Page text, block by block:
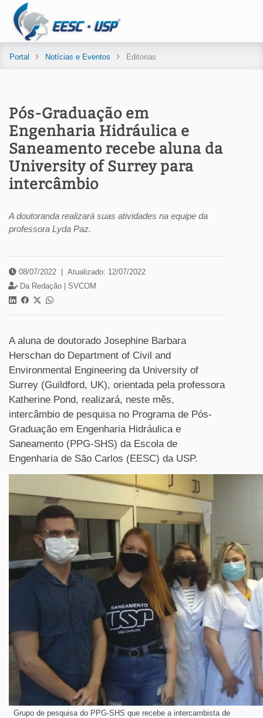
Portal Notícias e Eventos Editorias
Pós-Graduação em
Engenharia Hidráulica e
Saneamento recebe aluna da
University of Surrey para
intercâmbio
A doutoranda realizará suas atividades na equipe da
professora Lyda Paz.
08/07/2022
Atualizado: 12/07/2022
Da Redação | SVCOM
A aluna de doutorado Josephine Barbara
Herschan do Department of Civil and
Environmental Engineering da University of
Surrey (Guildford, UK), orientada pela professora
Katherine Pond, realizará, neste mês,
intercâmbio de pesquisa no Programa de Pós-
Graduação em Engenharia Hidráulica e
Saneamento (PPG-SHS) da Escola de
Engenharia de São Carlos (EESC) da USP.
Grupo de pesquisa do PPG-SHS que recebe a intercambista de